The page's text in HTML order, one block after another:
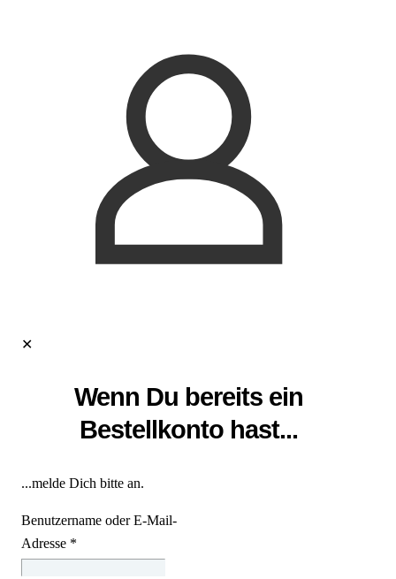
✕
Wenn Du bereits ein
Bestellkonto hast...
...melde Dich bitte an.
Benutzername oder E-Mail-
Adresse *